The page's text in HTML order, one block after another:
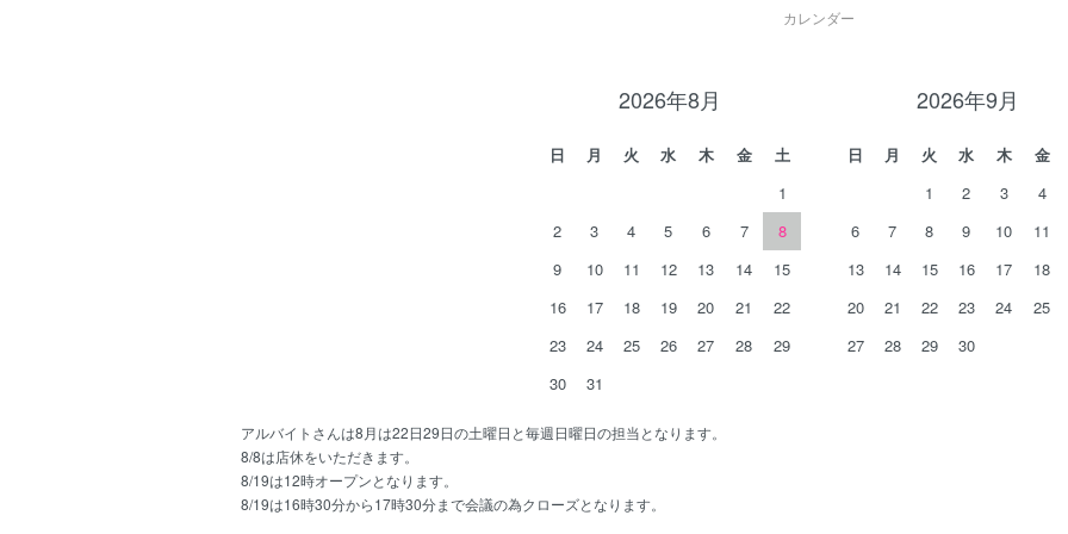
カレンダー
2026年8月
日 月 火 水 木 金
土
1
2
3 4 5 6 7
8
9
10 11 12 13 14
15
16
17 18 19 20 21
22
23
24 25 26 27 28
29
30
31
2026年9月
日 月 火 水 木 金
1
2 3 4
6
7 8 9 10 11
13
14 15 16 17 18
20
21 22 23 24 25
27
28 29 30
アルバイトさんは8月は22日29日の土曜日と毎週日曜日の担当となります。
8/8は店休をいただきます。
8/19は12時オープンとなります。
8/19は16時30分から17時30分まで会議の為クローズとなります。